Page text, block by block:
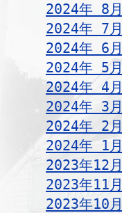
2024年 8月
2024年 7月
2024年 6月
2024年 5月
2024年 4月
2024年 3月
2024年 2月
2024年 1月
2023年12月
2023年11月
2023年10月